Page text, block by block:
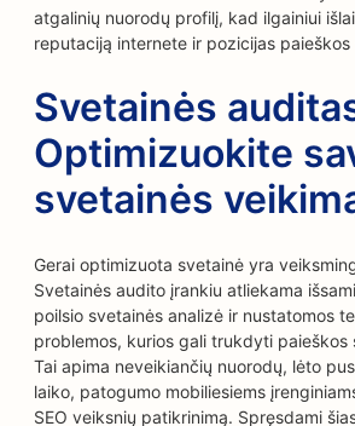
atgalinių nuorodų profilį, kad ilgainiui
reputaciją internete ir pozicijas paieškos
Svetainės
Optimizuokite
svetainės
Gerai optimizuota svetainė yra
Svetainės audito įrankiu atliekama
poilsio svetainės analizė ir nustatomos
problemos, kurios gali trukdyti paieškos
Tai apima neveikiančių nuorodų, lėto
laiko, patogumo mobiliesiems
SEO veiksnių patikrinimą. Spręsdami